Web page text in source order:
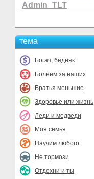
Admin_TLT
тема
Богач, бедняк
Болеем за наших
Братья меньшие
Здоровье или жизнь
Леди и медведи
Моя семья
Научим любого
Не тормози
Отдохни и ты